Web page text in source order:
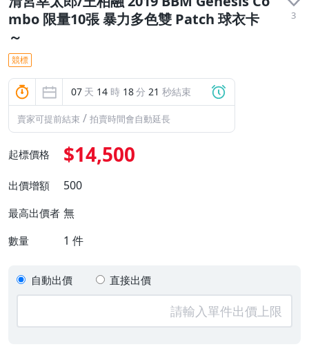
mbo 限量10張 暴力多色雙 Patch 球衣卡
～
3
競標
07 天 14 時 18分 21 秒結束
賣家可提前結束 / 拍賣時間會自動延長
起標價格 $14,500
出價增額 500
最高出價者 無
數量 1 件
自動出價 直接出價